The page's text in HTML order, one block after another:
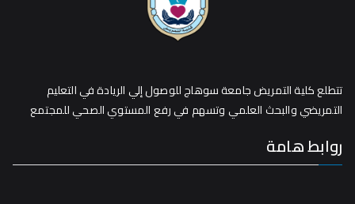
تتطلع كلية التمريض جامعة سوهاج للوصول إلي الريادة في التعليم
التمريضي والبحث العلمي وتسهم في رفع المستوي الصحي للمجتمع
روابط هامة